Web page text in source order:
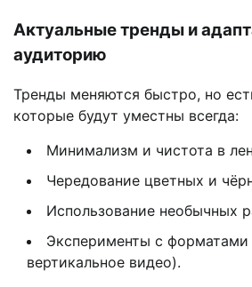
Актуальные тренды и
аудиторию
Тренды меняются быстро, но
которые будут уместны всегда:
Минимализм и чистота в
Чередование цветных и
Использование необычных
Эксперименты с форматами
вертикальное видео).